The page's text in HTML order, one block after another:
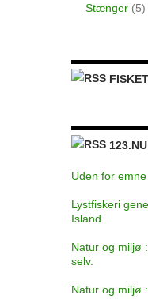
Stænger (5)
Uden for emne
Lystfiskeri
Island
Natur og miljø
selv.
Natur og miljø